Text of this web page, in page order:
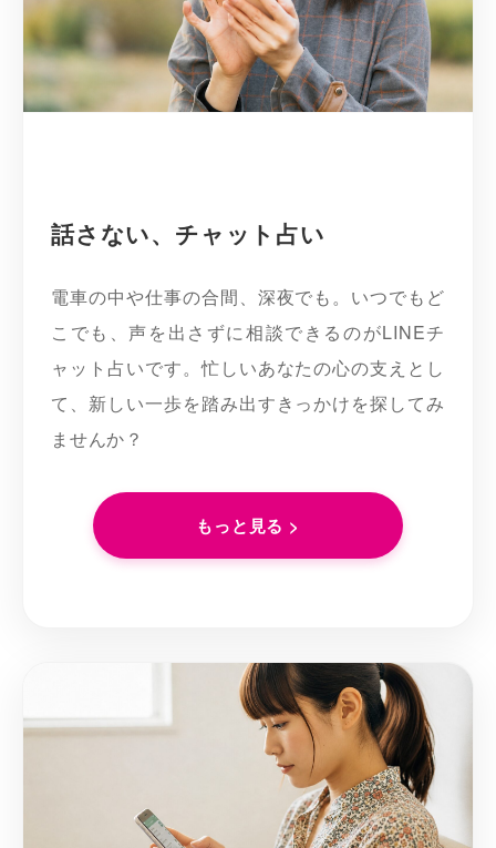
話さない、チャット占い
電車の中や仕事の合間、深夜でも。いつでもど
こでも、声を出さずに相談できるのがLINEチ
ャット占いです。忙しいあなたの心の支えとし
て、新しい一歩を踏み出すきっかけを探してみ
ませんか？
もっと見る >